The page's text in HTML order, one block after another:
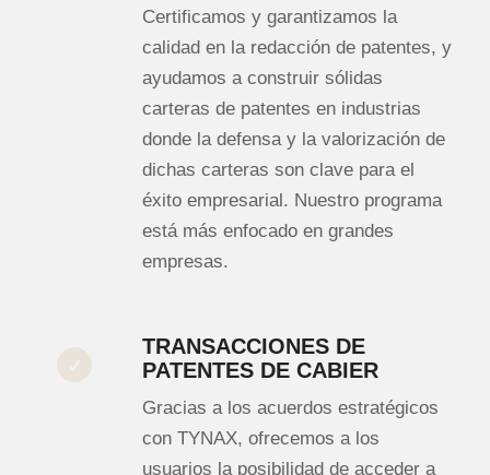
Certificamos y garantizamos la
calidad en la redacción de patentes, y
ayudamos a construir sólidas
carteras de patentes en industrias
donde la defensa y la valorización de
dichas carteras son clave para el
éxito empresarial. Nuestro programa
está más enfocado en grandes
empresas.
TRANSACCIONES DE
PATENTES DE CABIER
Gracias a los acuerdos estratégicos
con TYNAX, ofrecemos a los
usuarios la posibilidad de acceder a